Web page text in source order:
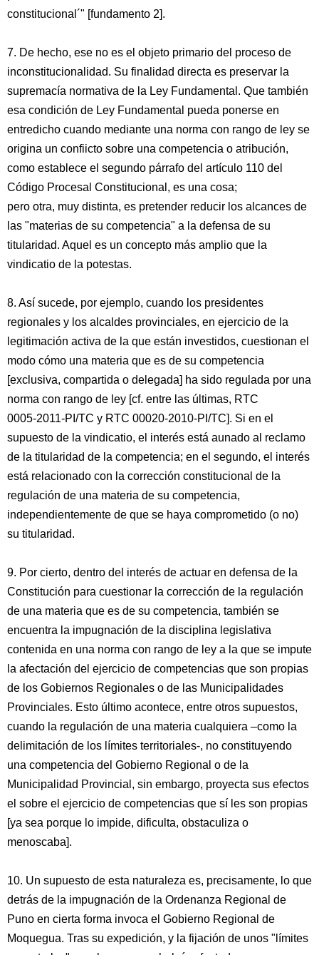
constitucional´" [fundamento 2].
7. De hecho, ese no es el objeto primario del proceso de
inconstitucionalidad. Su finalidad directa es preservar la
supremacía normativa de la Ley Fundamental. Que también
esa condición de Ley Fundamental pueda ponerse en
entredicho cuando mediante una norma con rango de ley se
origina un confiicto sobre una competencia o atribución,
como establece el segundo párrafo del artículo 110 del
Código Procesal Constitucional, es una cosa;
pero otra, muy distinta, es pretender reducir los alcances de
las "materias de su competencia" a la defensa de su
titularidad. Aquel es un concepto más amplio que la
vindicatio de la potestas.
8. Así sucede, por ejemplo, cuando los presidentes
regionales y los alcaldes provinciales, en ejercicio de la
legitimación activa de la que están investidos, cuestionan el
modo cómo una materia que es de su competencia
[exclusiva, compartida o delegada] ha sido regulada por una
norma con rango de ley [cf. entre las últimas, RTC
0005-2011-PI/TC y RTC 00020-2010-PI/TC]. Si en el
supuesto de la vindicatio, el interés está aunado al reclamo
de la titularidad de la competencia; en el segundo, el interés
está relacionado con la corrección constitucional de la
regulación de una materia de su competencia,
independientemente de que se haya comprometido (o no)
su titularidad.
9. Por cierto, dentro del interés de actuar en defensa de la
Constitución para cuestionar la corrección de la regulación
de una materia que es de su competencia, también se
encuentra la impugnación de la disciplina legislativa
contenida en una norma con rango de ley a la que se impute
la afectación del ejercicio de competencias que son propias
de los Gobiernos Regionales o de las Municipalidades
Provinciales. Esto último acontece, entre otros supuestos,
cuando la regulación de una materia cualquiera –como la
delimitación de los límites territoriales-, no constituyendo
una competencia del Gobierno Regional o de la
Municipalidad Provincial, sin embargo, proyecta sus efectos
el sobre el ejercicio de competencias que sí les son propias
[ya sea porque lo impide, dificulta, obstaculiza o
menoscaba].
10. Un supuesto de esta naturaleza es, precisamente, lo que
detrás de la impugnación de la Ordenanza Regional de
Puno en cierta forma invoca el Gobierno Regional de
Moquegua. Tras su expedición, y la fijación de unos "límites